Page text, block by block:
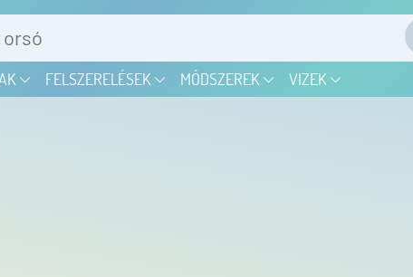
FELSZERELÉSEK MÓDSZEREK VIZEK